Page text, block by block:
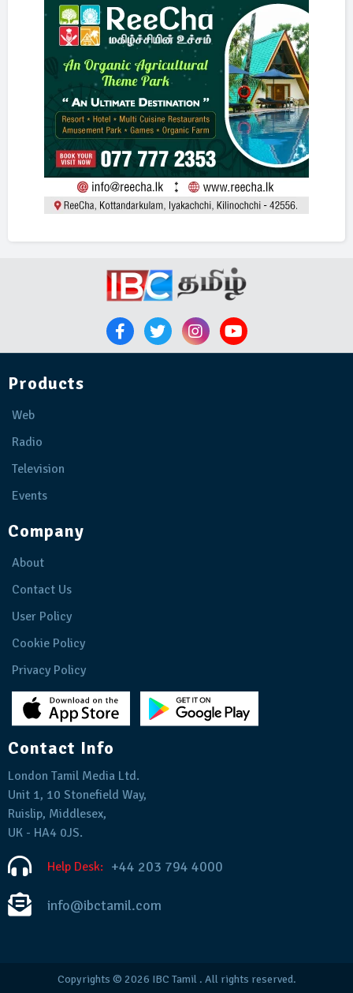
Products
Web
Radio
Television
Events
Company
About
Contact Us
User Policy
Cookie Policy
Privacy Policy
Contact Info
London Tamil Media Ltd.
Unit 1, 10 Stonefield Way,
Ruislip, Middlesex,
UK - HA4 0JS.
Help Desk: +44 203 794 4000
info@ibctamil.com
Copyrights © 2026 IBC Tamil. All rights reserved.